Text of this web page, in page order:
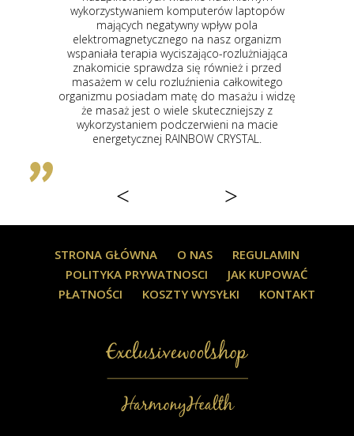
wykorzystywaniem komputerów laptopów
mających negatywny wpływ pola
elektromagnetycznego na nasz organizm
wspaniała terapia wyciszająco-rozlużniająca
znakomicie sprawdza się również i przed
masażem w celu rozluźnienia całkowitego
organizmu posiadam matę do masażu i widzę
że masaż jest o wiele skuteczniejszy z
wykorzystaniem podczerwieni na macie
energetycznej RAINBOW CRYSTAL.
< >
STRONA GŁÓWNA O NAS
REGULAMIN
POLITYKA PRYWATNOSCI
JAK KUPOWAĆ
PŁATNOŚCI
KOSZTY WYSYŁKI KONTAKT